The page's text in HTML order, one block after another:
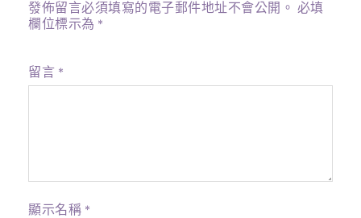
發佈留言必須填寫的電子郵件地址不會公開。 必填
欄位標示為 *
留言 *
顯示名稱 *